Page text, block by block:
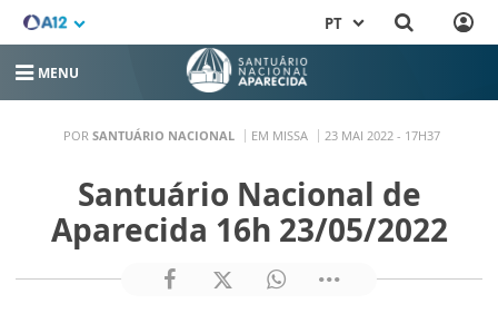
PT
MENU
POR SANTUÁRIO NACIONAL EM MISSA 23 MAI 2022 - 17H37
Santuário Nacional de
Aparecida 16h 23/05/2022